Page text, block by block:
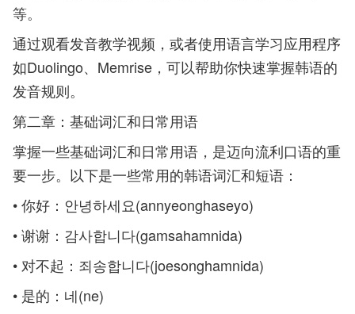
等。
通过观看发音教学视频，或者使用语言学习应用程序
如Duolingo、Memrise，可以帮助你快速掌握韩语的
发音规则。
第二章：基础词汇和日常用语
掌握一些基础词汇和日常用语，是迈向流利口语的重
要一步。以下是一些常用的韩语词汇和短语：
• 你好：안녕하세요(annyeonghaseyo)
• 谢谢：감사합니다(gamsahamnida)
• 对不起：죄송합니다(joesonghamnida)
• 是的：네(ne)